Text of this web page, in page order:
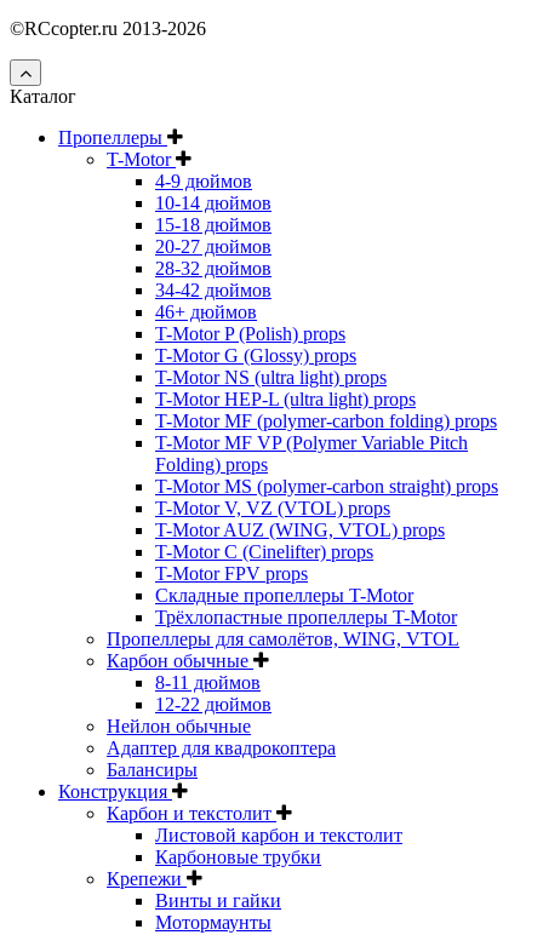
©RCcopter.ru 2013-2026
Каталог
Пропеллеры
T-Motor
4-9 дюймов
10-14 дюймов
15-18 дюймов
20-27 дюймов
28-32 дюймов
34-42 дюймов
46+ дюймов
T-Motor P (Polish) props
T-Motor G (Glossy) props
T-Motor NS (ultra light) props
T-Motor HEP-L (ultra light) props
T-Motor MF (polymer-carbon folding) props
T-Motor MF VP (Polymer Variable Pitch
Folding) props
T-Motor MS (polymer-carbon straight) props
T-Motor V, VZ (VTOL) props
T-Motor AUZ (WING, VTOL) props
T-Motor C (Cinelifter) props
T-Motor FPV props
Складные пропеллеры T-Motor
Трёхлопастные пропеллеры T-Motor
Пропеллеры для самолётов, WING, VTOL
Карбон обычные
8-11 дюймов
12-22 дюймов
Нейлон обычные
Адаптер для квадрокоптера
Балансиры
Конструкция
Карбон и текстолит
Листовой карбон и текстолит
Карбоновые трубки
Крепежи
Винты и гайки
Мотормаунты